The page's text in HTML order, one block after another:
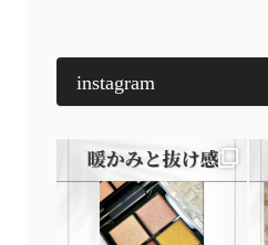
instagram